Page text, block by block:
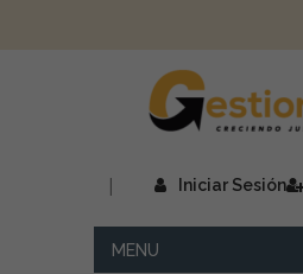
Iniciar Sesión
|
MENU